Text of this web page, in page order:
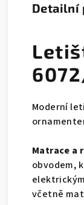
Detailní
Moderní
Matrace a
obvodem,
včetně